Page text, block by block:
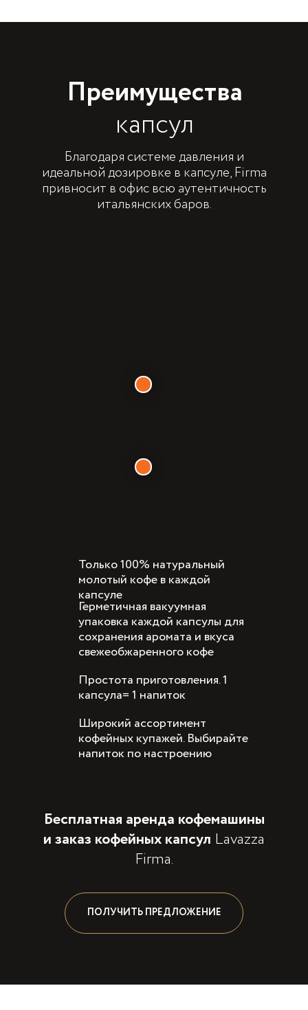
Преимущества
капсул
Только 100% натуральный
молотый кофе в каждой
капсуле
Герметичная вакуумная
упаковка каждой капсулы для
сохранения аромата и вкуса
свежеобжаренного кофе
Простота приготовления. 1
капсула= 1 напиток
Широкий ассортимент
кофейных купажей. Выбирайте
напиток по настроению
Благодаря системе давления и
идеальной дозировке в капсуле, Firma
привносит в офис всю аутентичность
итальянских баров.
ПОЛУЧИТЬ ПРЕДЛОЖЕНИЕ
Бесплатная аренда кофемашины
и заказ кофейных капсул Lavazza
Firma.